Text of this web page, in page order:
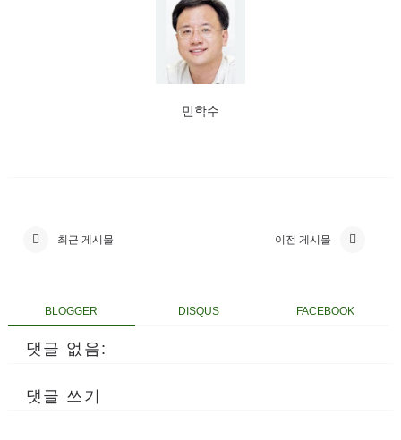
민학수
최근 게시물 이전 게시물
BLOGGER DISQUS FACEBOOK
댓글 없음:
댓글 쓰기